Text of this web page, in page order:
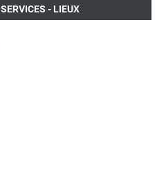
SERVICES - LIEUX